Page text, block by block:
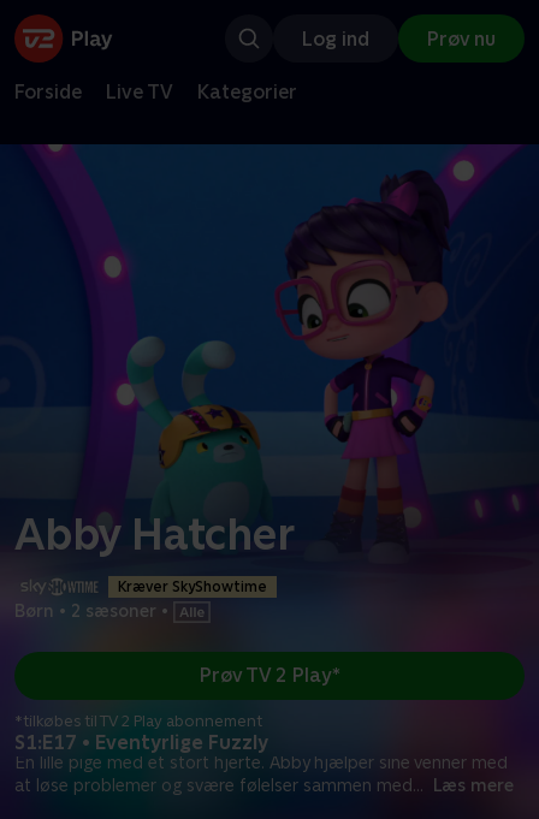
Log ind Prøv nu
Forside Live TV Kategorier
Abby Hatcher
Kræver SkyShowtime
Børn • 2 sæsoner •
S1:E17 • Eventyrlige Fuzzly
En lille pige med et stort hjerte. Abby hjælper sine venner med
at løse problemer og svære følelser sammen med... Læs mere
Prøv TV 2 Play*
*tilkøbes til TV 2 Play abonnement